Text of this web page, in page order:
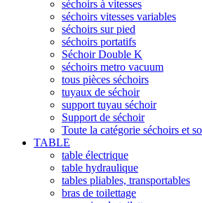
séchoirs à vitesses
séchoirs vitesses variables
séchoirs sur pied
séchoirs portatifs
Séchoir Double K
séchoirs metro vacuum
tous pièces séchoirs
tuyaux de séchoir
support tuyau séchoir
Support de séchoir
Toute la catégorie séchoirs et
TABLE
table électrique
table hydraulique
tables pliables, transportables
bras de toilettage